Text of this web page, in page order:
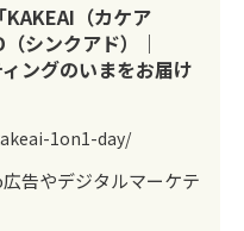
（カケア
シンクアド）｜
ングのいまをお届け
1on1-day/
告やデジタルマーケテ